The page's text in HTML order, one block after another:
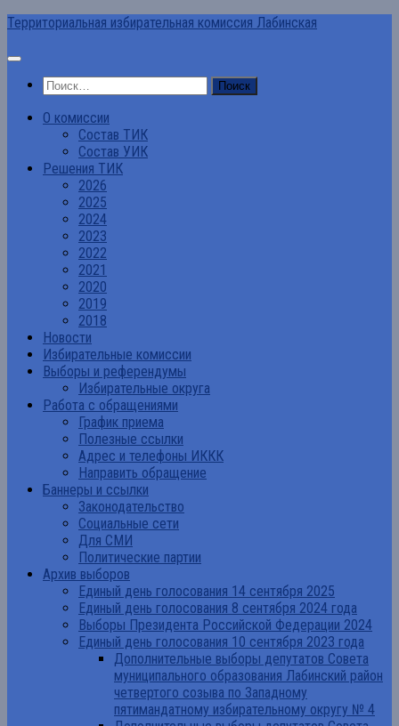
Перейти
содержимому
Территориальная избирательная комиссия Лабинская
Найти:
О комиссии
Состав ТИК
Состав УИК
Решения ТИК
2026
2025
2024
2023
2022
2021
2020
2019
2018
Новости
Избирательные комиссии
Выборы и референдумы
Избирательные округа
Работа с обращениями
График приема
Полезные ссылки
Адрес и телефоны ИККК
Направить обращение
Баннеры и ссылки
Законодательство
Социальные сети
Для СМИ
Политические партии
Архив выборов
Единый день голосования 14 сентября 2025
Единый день голосования 8 сентября 2024 года
Выборы Президента Российской Федерации 2024
Единый день голосования 10 сентября 2023 года
Дополнительные выборы депутатов Совета
муниципального образования Лабинский район
четвертого созыва по Западному
пятимандатному избирательному округу № 4